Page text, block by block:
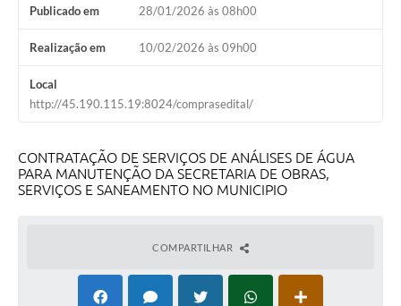
Contratos
Notícias
Secretarias
Telefones Úteis
Serviço de Informação ao Cidadão (SIC)
Publicado em 28/01/2026 às 08h00
Realização em 10/02/2026 às 09h00
Local
http://45.190.115.19:8024/comprasedital/
CONTRATAÇÃO DE SERVIÇOS DE ANÁLISES DE ÁGUA
PARA MANUTENÇÃO DA SECRETARIA DE OBRAS,
SERVIÇOS E SANEAMENTO NO MUNICIPIO
COMPARTILHAR